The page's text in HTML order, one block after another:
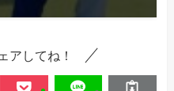
アしてね！